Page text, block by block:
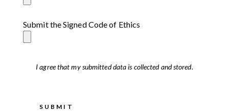
Submit the Signed Code of Ethics
I agree that my submitted data iscollected and stored.